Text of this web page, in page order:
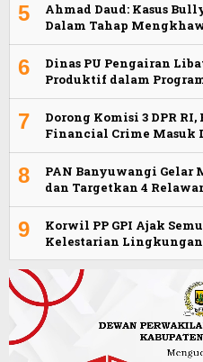
5
Ahmad Daud: Kasus
Dalam Tahap
6
Dinas PU Pengairan
Produktif dalam
7
Dorong Komisi 3 DPR
Financial Crime Masuk
8
PAN Banyuwangi Gelar
dan Targetkan 4
9
Korwil PP GPI Ajak
Kelestarian Lingkungan